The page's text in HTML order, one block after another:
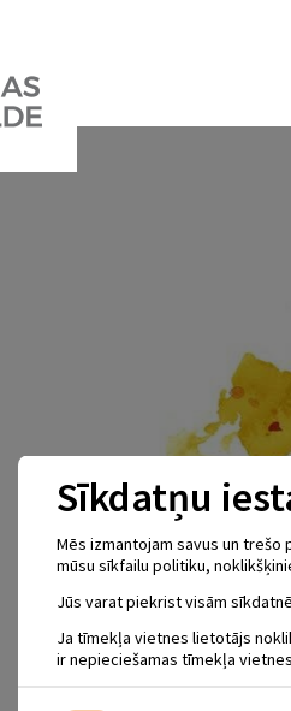
Sīkdatņu
Mēs izmantojam savus un trešo
mūsu sīkfailu politiku,
Jūs varat piekrist visām
Ja tīmekļa vietnes lietotājs
ir nepieciešamas tīmekļa